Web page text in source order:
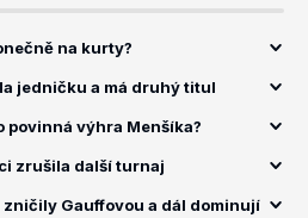
na kurty?
jedničku a má druhý titul
povinná výhra Menšíka?
zrušila další turnaj
zničily Gauffovou a dál dominují